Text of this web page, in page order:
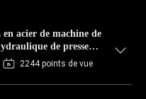
acier de machine de
de presse
2244 points de vue